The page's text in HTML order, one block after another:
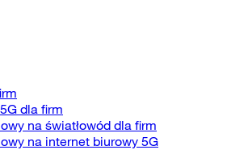
dla firm
na światłowód dla firm
na internet biurowy 5G